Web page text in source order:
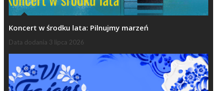
Koncert w środku lata: Pilnujmy marzeń
Data dodania 3 lipca 2026